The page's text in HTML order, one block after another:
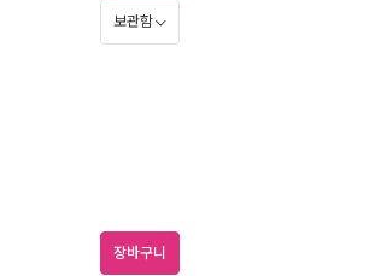
보관함
장바구니